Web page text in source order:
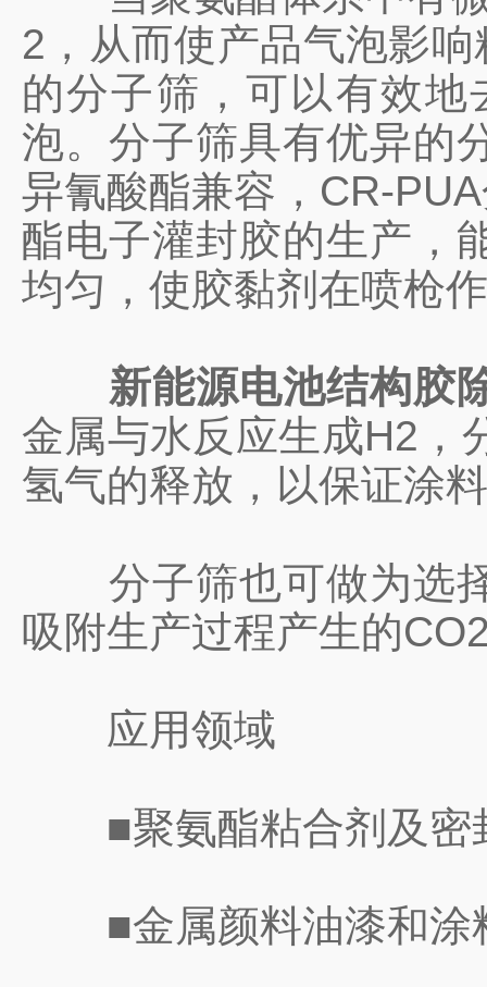
2，从而使产品气泡影
的分子筛，可以有效
泡。分子筛具有优异的
异氰酸酯兼容，CR-
酯电子灌封胶的生产，
均匀，使胶黏剂在喷枪
新能源电池结构胶
金属与水反应生成H2，
氢气的释放，以保证涂
分子筛也可做为选择
吸附生产过程产生的
应用领域
■聚氨酯粘合剂及密
■金属颜料油漆和涂